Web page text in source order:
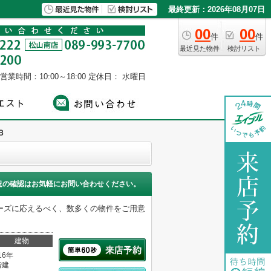
最終更新：2026年08月07日
00件
最近見た物件
00件
検討リスト
営業時間：10:00～18:00 定休日： 水曜日
の確認はお気軽にお問い合わせください。
に応えるべく、数多くの物件をご用意
建物
年
建